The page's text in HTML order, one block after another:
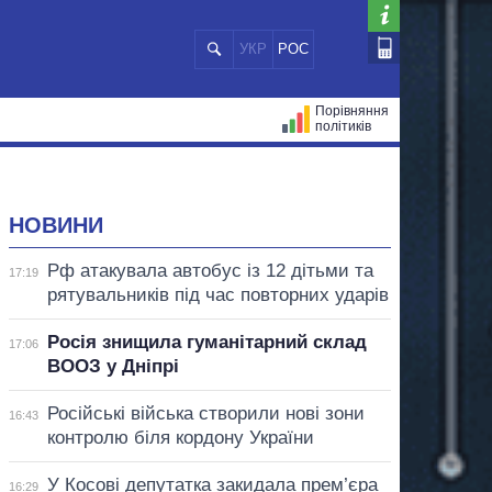
УКР РОС
Порівняння
політиків
НОВИНИ
17:19
Рф атакувала автобус із 12 дітьми та
рятувальників під час повторних ударів
17:06
Росія знищила гуманітарний склад
ВООЗ у Дніпрі
16:43
Російські війська створили нові зони
контролю біля кордону України
16:29
У Косові депутатка закидала прем’єра